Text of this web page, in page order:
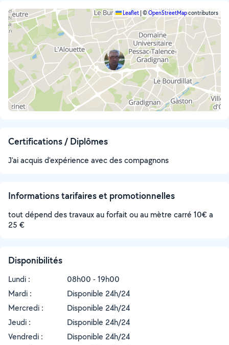
Leaflet ©OpenStreetMapcontributors
Certifications / Diplômes
J'ai acquis d'expérience avec des compagnons
Informations tarifaires et promotionnelles
tout dépend des travaux au forfait ou au mètre carré 10€ a
25 €
Disponibilités
Lundi :
08h00 - 19h00
Mardi :
Disponible 24h/24
Mercredi :
Disponible 24h/24
Jeudi :
Disponible 24h/24
Vendredi :
Disponible 24h/24